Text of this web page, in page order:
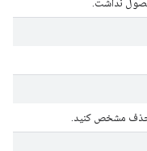
مشخص کنید.